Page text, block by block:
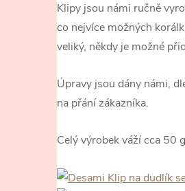
Klipy jsou námi ručně
co nejvíce možných
veliký, někdy je možné
Úpravy jsou dány námi,
na přání zákazníka.
Celý výrobek váží cca 50